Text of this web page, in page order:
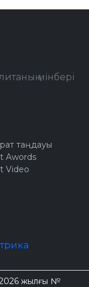
мінбері
таңдауы
Awords
Video
жылғы №